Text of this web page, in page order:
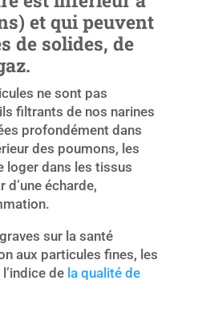
et qui peuvent
de solides, de
ne sont pas
filtrants de nos narines
profondément dans
des poumons, les
loger dans les tissus
d’une écharde,
sur la santé
aux particules fines, les
de la qualité de